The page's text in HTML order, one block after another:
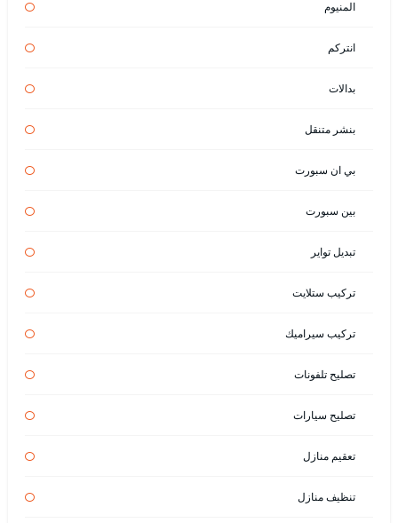
المنيوم
انتركم
بدالات
بنشر متنقل
بي ان سبورت
بين سبورت
تبديل تواير
تركيب ستلايت
تركيب سيراميك
تصليح تلفونات
تصليح سيارات
تعقيم منازل
تنظيف منازل